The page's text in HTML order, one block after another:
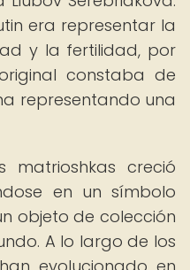
era representar la
y la fertilidad, por
constaba de
representando una
creció
en un símbolo
objeto de colección
A lo largo de los